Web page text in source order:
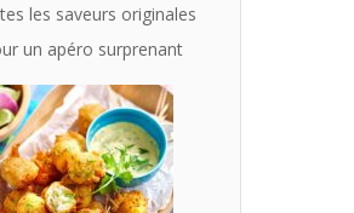
les saveurs originales
un apéro surprenant